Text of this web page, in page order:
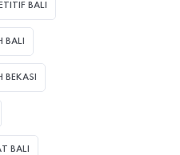
BALI
BALI
BEKASI
BALI